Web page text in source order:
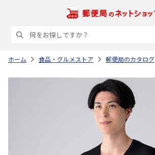
ホーム 食品・グルメストア 郵便局のカタログ